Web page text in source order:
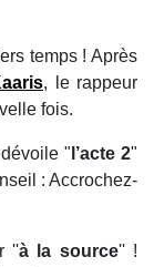
temps ! Après
, le rappeur
fois.
dévoile " l’acte 2"
: Accrochez-
''à la source'' !